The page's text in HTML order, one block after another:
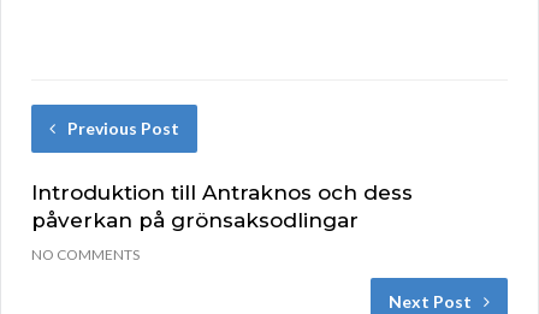
Previous Post
Introduktion till Antraknos och dess
påverkan på grönsaksodlingar
NO COMMENTS
Next Post